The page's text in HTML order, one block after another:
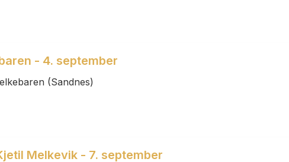
- 4. september
(Sandnes)
Melkevik - 7. september